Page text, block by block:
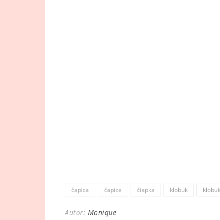
čapica čapice čiapka klobuk
Autor: Monique